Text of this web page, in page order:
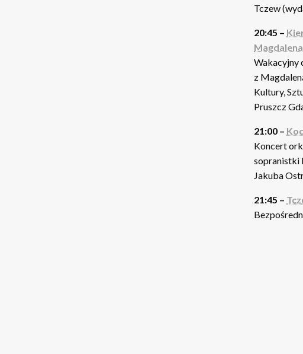
Tczew
20:45 –
Wakacyjny
z
Kultury,
Pruszcz
21:00 –
Koncert
sopranistki
Jakuba
21:45 –